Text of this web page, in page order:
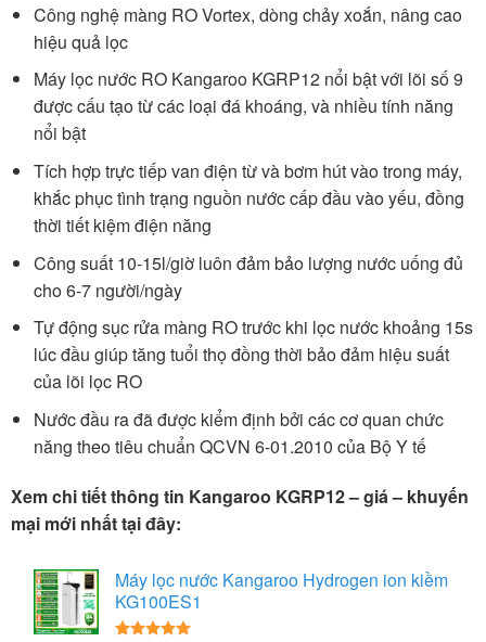
Công nghệ màng RO Vortex, dòng chảy xoắn, nâng cao
hiệu quả lọc
Máy lọc nước RO Kangaroo KGRP12 nổi bật với lõi số 9
được cấu tạo từ các loại đá khoáng, và nhiều tính năng
nổi bật
Tích hợp trực tiếp van điện từ và bơm hút vào trong máy,
khắc phục tình trạng nguồn nước cấp đầu vào yếu, đồng
thời tiết kiệm điện năng
Công suất 10-15l/giờ luôn đảm bảo lượng nước uống đủ
cho 6-7 người/ngày
Tự động sục rửa màng RO trước khi lọc nước khoảng 15s
lúc đầu giúp tăng tuổi thọ đồng thời bảo đảm hiệu suất
của lõi lọc RO
Nước đầu ra đã được kiểm định bởi các cơ quan chức
năng theo tiêu chuẩn QCVN 6-01.2010 của Bộ Y tế
Xem chi tiết thông tin Kangaroo KGRP12 – giá – khuyến
mại mới nhất tại đây:
Máy lọc nước Kangaroo Hydrogen ion kiềm
KG100ES1